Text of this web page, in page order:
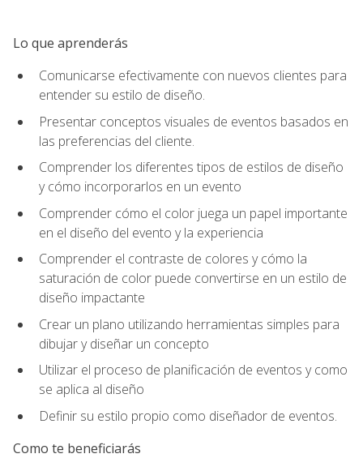
Lo que aprenderás
Comunicarse efectivamente con nuevos clientes para
entender su estilo de diseño.
Presentar conceptos visuales de eventos basados en
las preferencias del cliente.
Comprender los diferentes tipos de estilos de diseño
y cómo incorporarlos en un evento
Comprender cómo el color juega un papel importante
en el diseño del evento y la experiencia
Comprender el contraste de colores y cómo la
saturación de color puede convertirse en un estilo de
diseño impactante
Crear un plano utilizando herramientas simples para
dibujar y diseñar un concepto
Utilizar el proceso de planificación de eventos y como
se aplica al diseño
Definir su estilo propio como diseñador de eventos.
Como te beneficiarás